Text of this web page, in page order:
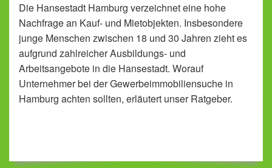
Die Hansestadt Hamburg verzeichnet eine hohe
Nachfrage an Kauf- und Mietobjekten. Insbesondere
junge Menschen zwischen 18 und 30 Jahren zieht es
aufgrund zahlreicher Ausbildungs- und
Arbeitsangebote in die Hansestadt. Worauf
Unternehmer bei der Gewerbeimmobiliensuche in
Hamburg achten sollten, erläutert unser Ratgeber.